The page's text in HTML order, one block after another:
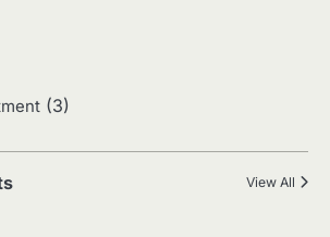
(3)
View All
Tanam: Jenis, Fungsi, dan
Contributor